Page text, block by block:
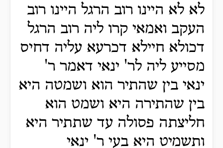
לא לא היינו רוב הרגל היינו רוב
העקב ואמאי קרו ליה רוב הרגל
דכולא חיילא דכרעא עליה דחיס
מסייע ליה לר' ינאי דאמר ר'
ינאי בין שהתיר הוא ושמטה היא
בין שהתירה היא ושמט הוא
חליצתה פסולה עד שתתיר היא
ותשמיט היא בעי ר' ינאי